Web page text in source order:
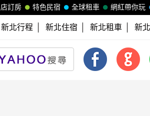
網紅帶你玩
全球租車
特色民宿
訂房
新北行程 新北住宿 新北租車 新